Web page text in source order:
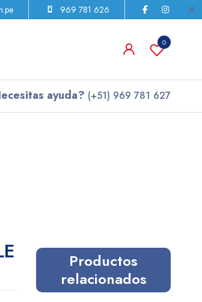
969 781 626
0
ayuda? (+51) 969 781 627
Productos
relacionados